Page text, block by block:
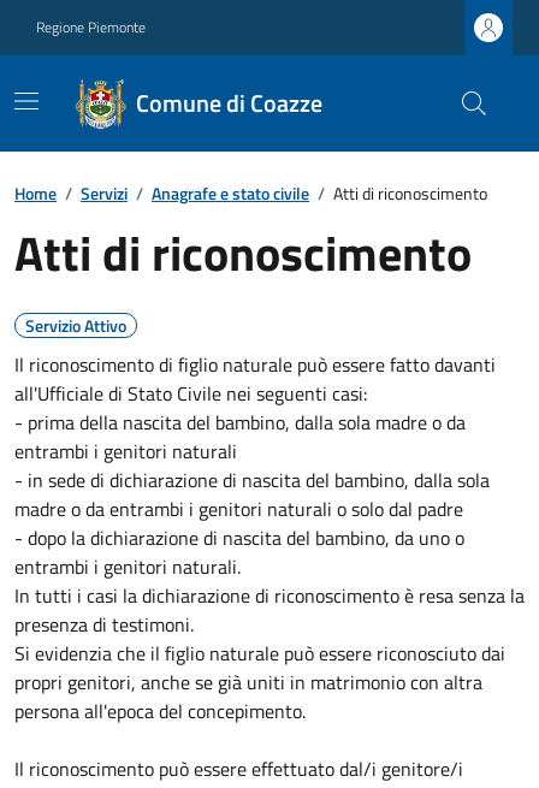
Regione Piemonte
Comune di Coazze
Home / Servizi / Anagrafe e stato civile / Atti di riconoscimento
Atti di riconoscimento
Servizio Attivo
Il riconoscimento di figlio naturale può essere fatto davanti
all'Ufficiale di Stato Civile nei seguenti casi:
- prima della nascita del bambino, dalla sola madre o da
entrambi i genitori naturali
- in sede di dichiarazione di nascita del bambino, dalla sola
madre o da entrambi i genitori naturali o solo dal padre
- dopo la dichiarazione di nascita del bambino, da uno o
entrambi i genitori naturali.
In tutti i casi la dichiarazione di riconoscimento è resa senza la
presenza di testimoni.
Si evidenzia che il figlio naturale può essere riconosciuto dai
propri genitori, anche se già uniti in matrimonio con altra
persona all'epoca del concepimento.
Il riconoscimento può essere effettuato dal/i genitore/i